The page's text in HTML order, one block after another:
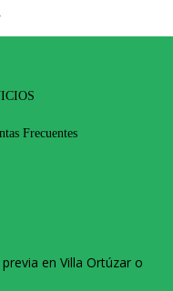
Frecuentes
en Villa Ortúzar o